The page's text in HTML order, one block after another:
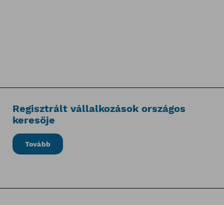
Regisztrált vállalkozások országos
keresője
Tovább